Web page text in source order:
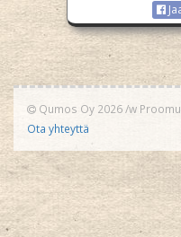
Qumos Oy 2026/w Proomu
Ota yhteyttä